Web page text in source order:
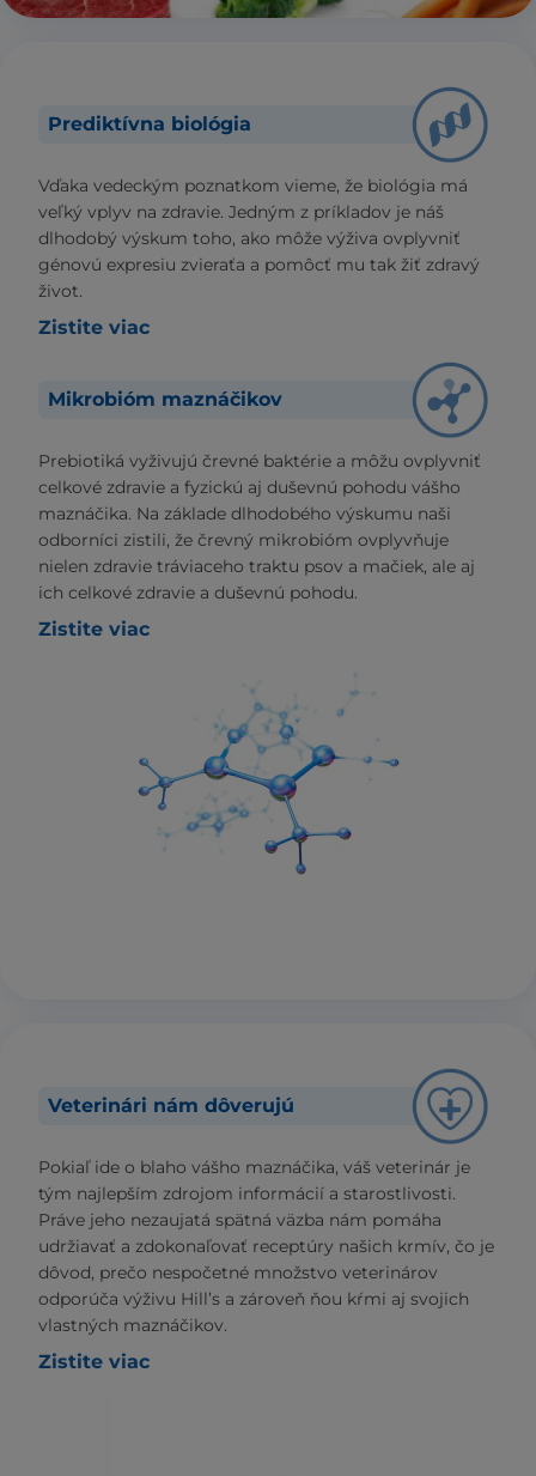
Prediktívna biológia
Vďaka vedeckým poznatkom vieme, že biológia má
veľký vplyv na zdravie. Jedným z príkladov je náš
dlhodobý výskum toho, ako môže výživa ovplyvniť
génovú expresiu zvieraťa a pomôcť mu tak žiť zdravý
život.
Zistite viac
Mikrobióm maznáčikov
Prebiotiká vyživujú črevné baktérie a môžu ovplyvniť
celkové zdravie a fyzickú aj duševnú pohodu vášho
maznáčika. Na základe dlhodobého výskumu naši
odborníci zistili, že črevný mikrobióm ovplyvňuje
nielen zdravie tráviaceho traktu psov a mačiek, ale aj
ich celkové zdravie a duševnú pohodu.
Zistite viac
Veterinári nám dôverujú
Pokiaľ ide o blaho vášho maznáčika, váš veterinár je
tým najlepším zdrojom informácií a starostlivosti.
Práve jeho nezaujatá spätná väzba nám pomáha
udržiavať a zdokonaľovať receptúry našich krmív, čo je
dôvod, prečo nespočetné množstvo veterinárov
odporúča výživu Hill’s a zároveň ňou kŕmi aj svojich
vlastných maznáčikov.
Zistite viac